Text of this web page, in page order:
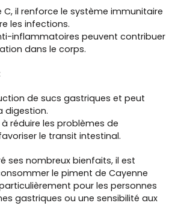
C, il renforce le système immunitaire
les infections.
inflammatoires peuvent contribuer
dans le corps.
de sucs gastriques et peut
digestion.
réduire les problèmes de
le transit intestinal.
ses nombreux bienfaits, il est
le piment de Cayenne
pour les personnes
gastriques ou une sensibilité aux